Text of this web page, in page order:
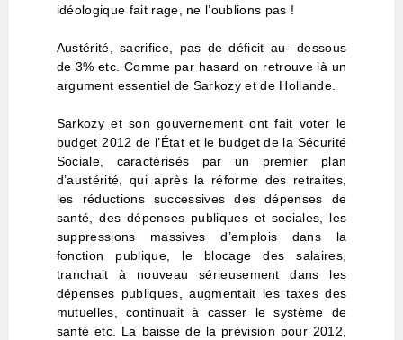
idéologique fait rage, ne l’oublions pas !
Austérité, sacrifice, pas de déficit au- dessous
de 3% etc. Comme par hasard on retrouve là un
argument essentiel de Sarkozy et de Hollande.
Sarkozy et son gouvernement ont fait voter le
budget 2012 de l’État et le budget de la Sécurité
Sociale, caractérisés par un premier plan
d’austérité, qui après la réforme des retraites,
les réductions successives des dépenses de
santé, des dépenses publiques et sociales, les
suppressions massives d’emplois dans la
fonction publique, le blocage des salaires,
tranchait à nouveau sérieusement dans les
dépenses publiques, augmentait les taxes des
mutuelles, continuait à casser le système de
santé etc. La baisse de la prévision pour 2012,